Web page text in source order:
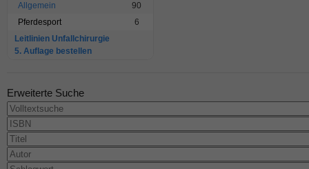
Allgemein
90
Pferdesport
6
Leitlinien Unfallchirurgie
5. Auflage bestellen
Erweiterte Suche